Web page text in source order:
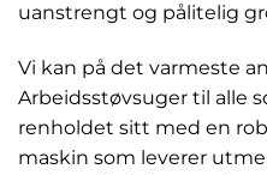
uanstrengt og pålitelig
Vi kan på det varmeste
Arbeidsstøvsuger til alle
renholdet sitt med en
maskin som leverer